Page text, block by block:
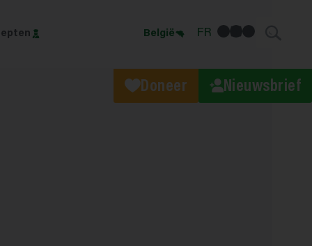
België FR facebook linkedin Instagram
Doneer Nieuwsbrief